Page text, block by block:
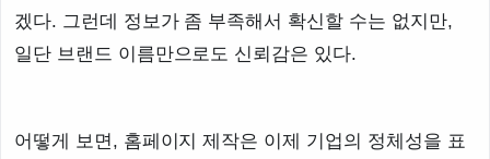
겠다. 그런데 정보가 좀 부족해서 확신할 수는 없지만,
일단 브랜드 이름만으로도 신뢰감은 있다.
어떻게 보면, 홈페이지 제작은 이제 기업의 정체성을 표